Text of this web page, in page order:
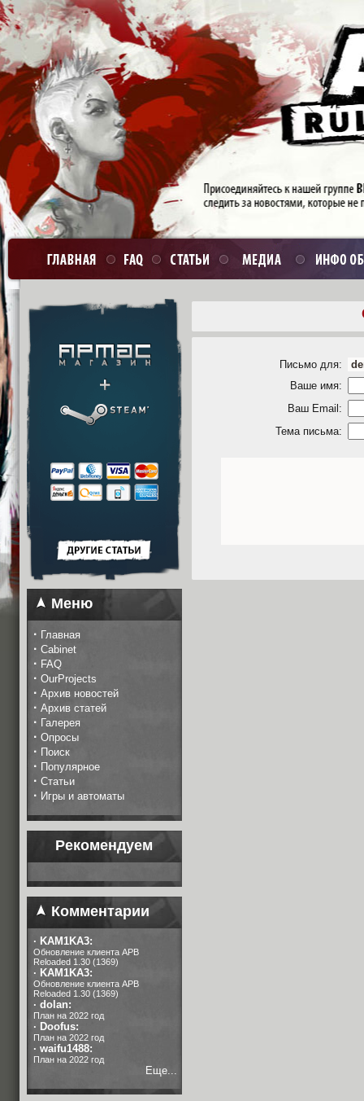
Меню
· Главная
· Cabinet
· FAQ
· OurProjects
· Архив новостей
· Архив статей
· Галерея
· Опросы
· Поиск
· Популярное
· Статьи
· Игры и автоматы
Рекомендуем
Комментарии
· KAM1KA3:
Обновление клиента APB
Reloaded 1.30 (1369)
· KAM1KA3:
Обновление клиента APB
Reloaded 1.30 (1369)
· dolan:
План на 2022 год
· Doofus:
План на 2022 год
· waifu1488:
План на 2022 год
Еще...
Письмо для:
Ваше имя:
Ваш Email:
Тема письма: